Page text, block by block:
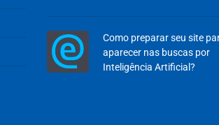
Como preparar seu site
aparecer nas buscas por
Inteligência Artificial?